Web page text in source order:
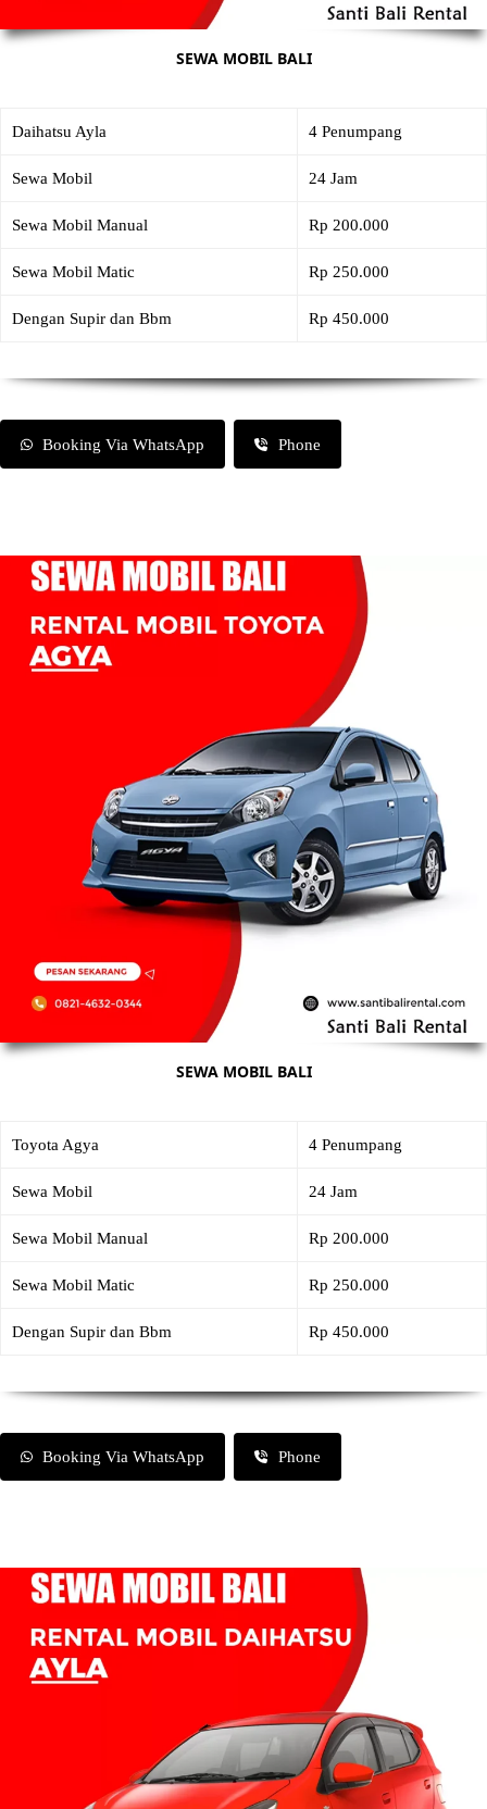
SEWA MOBIL BALI
Daihatsu Ayla 4 Penumpang
Sewa Mobil 24 Jam
Sewa Mobil Manual Rp 200.000
Sewa Mobil Matic Rp 250.000
Dengan Supir dan Bbm Rp 450.000
Booking Via WhatsApp Phone
SEWA MOBIL BALI
Toyota Agya 4 Penumpang
Sewa Mobil 24 Jam
Sewa Mobil Manual Rp 200.000
Sewa Mobil Matic Rp 250.000
Dengan Supir dan Bbm Rp 450.000
Booking Via WhatsApp Phone